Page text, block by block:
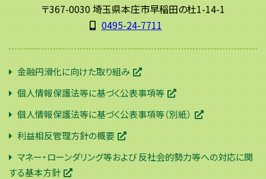
〒367-0030 埼玉県本庄市早稲田の杜1-14-1
0495-24-7711
金融円滑化に向けた取り組み
個人情報保護法等に基づく公表事項等
個人情報保護法等に基づく公表事項等（別紙）
利益相反管理方針の概要
マネー・ローンダリング等および 反社会的勢力等への対応に関
する基本方針